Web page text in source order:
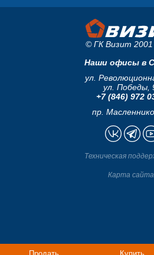
© ГК Визит 2001
Наши офисы в
ул.
ул. Победы,
+7 (846) 972
пр.
Техническая
Карта сайта